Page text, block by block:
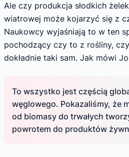
Ale czy produkcja słodkich
wiatrowej może kojarzyć się z
Naukowcy wyjaśniają to w ten
pochodzący czy to z rośliny,
dokładnie taki sam. Jak mówi
To wszystko jest częścią
węglowego. Pokazaliśmy, że
od biomasy do trwałych
powrotem do produktów